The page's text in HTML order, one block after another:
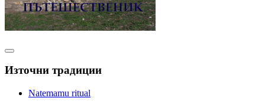
Източни традиции
Natemamu ritual